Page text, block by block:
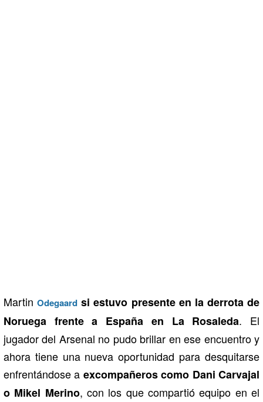
MartinOdegaard si estuvo presente en la derrota de
Noruega frente a España en La Rosaleda. El
jugador del Arsenal no pudo brillar en ese encuentro y
ahora tiene una nueva oportunidad para desquitarse
enfrentándose a excompañeros como Dani Carvajal
o Mikel Merino, con los que compartió equipo en el